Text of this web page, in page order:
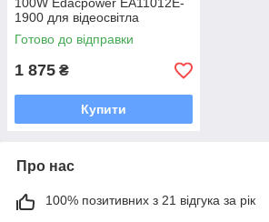
1900 для відеосвітла
Yongnuo YN900 YN808, LED-
панелей та студійного
Готово до відправки
1 875 ₴
Купити
Про нас
100% позитивних з 21 відгука за рік